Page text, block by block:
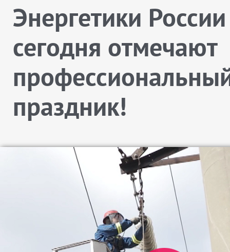
Энергетики России
сегодня отмечают
праздник!